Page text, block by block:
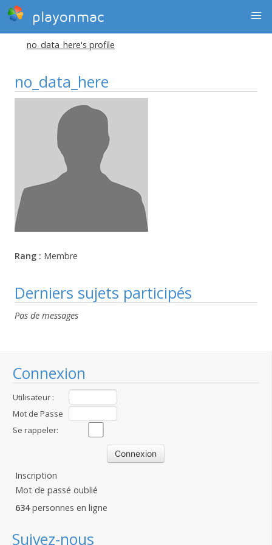
playonmac
Connexion
Utilisateur :
Mot de Passe
:Se rappeler:
Inscription
Mot de passé oublié
634personnes en ligne
Suivez-nous
no_data_here's profile
no_data_here
Rang : Membre
Derniers sujets participés
Pas de messages